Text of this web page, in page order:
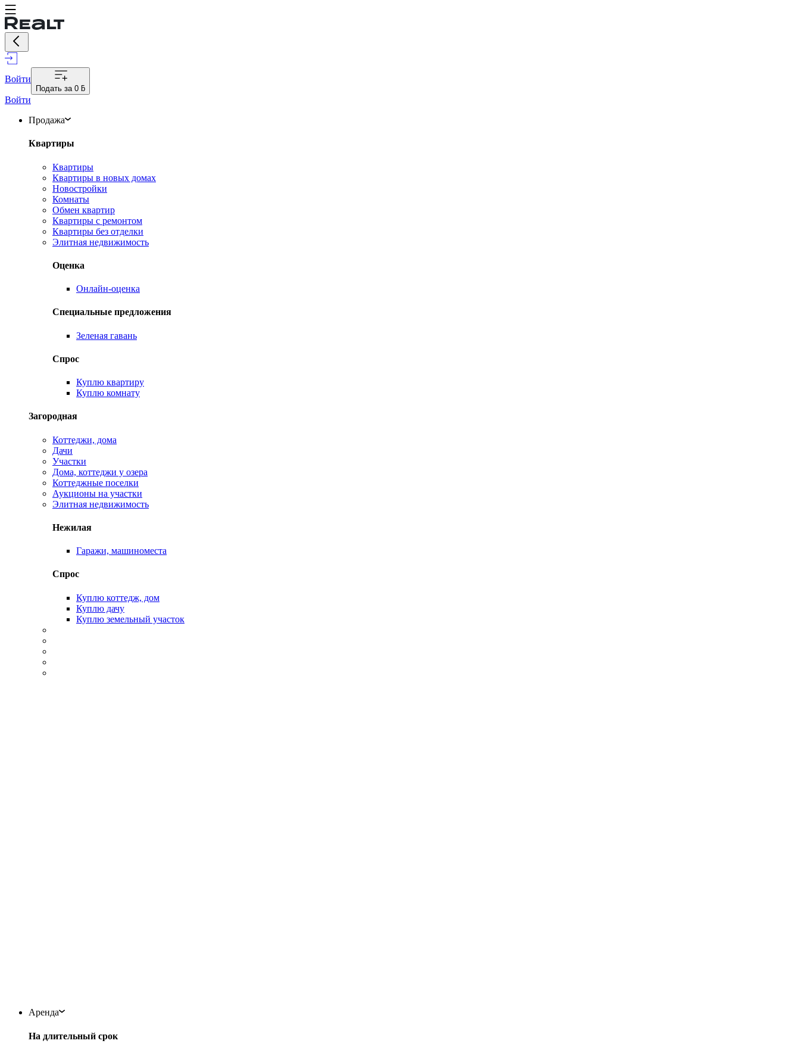
Войти
Подать за 0 ƃ
Войти
Продажа
Квартиры
Квартиры
Квартиры в новых домах
Новостройки
Комнаты
Обмен квартир
Квартиры с ремонтом
Квартиры без отделки
Элитная недвижимость
Оценка
Онлайн-оценка
Специальные предложения
Зеленая гавань
Спрос
Куплю квартиру
Куплю комнату
Загородная
Коттеджи, дома
Дачи
Участки
Дома, коттеджи у озера
Коттеджные поселки
Аукционы на участки
Элитная недвижимость
Нежилая
Гаражи, машиноместа
Спрос
Куплю коттедж, дом
Куплю дачу
Куплю земельный участок
Аренда
На длительный срок